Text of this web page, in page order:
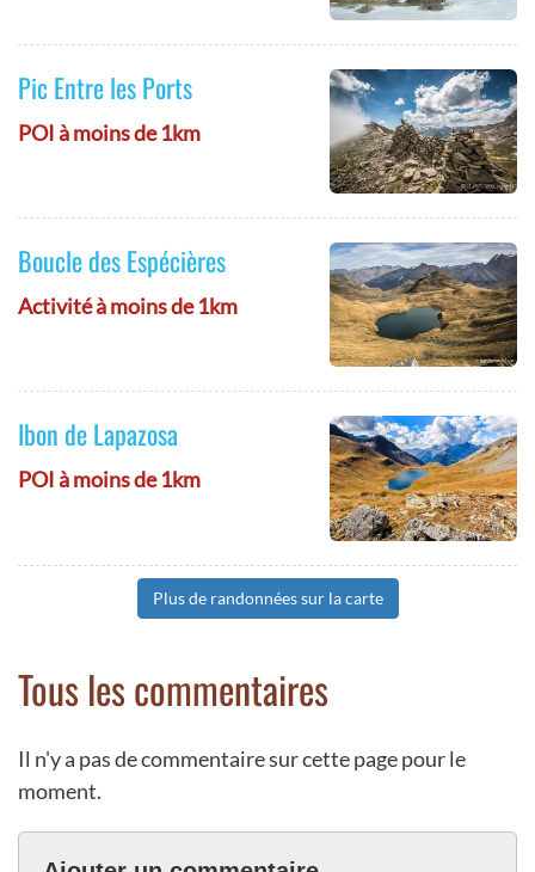
Pic Entre les Ports
POI à moins de 1km
Boucle des Espécières
Activité à moins de 1km
Ibon de Lapazosa
POI à moins de 1km
Plus de randonnées sur la carte
Tous les commentaires
Il n'y a pas de commentaire sur cette page pour le
moment.